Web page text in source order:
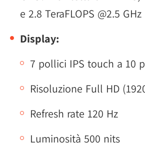
e 2.8 TeraFLOPS @2.5 GHz
Display:
7 pollici IPS touch a 10
Risoluzione Full HD
Refresh rate 120 Hz
Luminosità 500 nits